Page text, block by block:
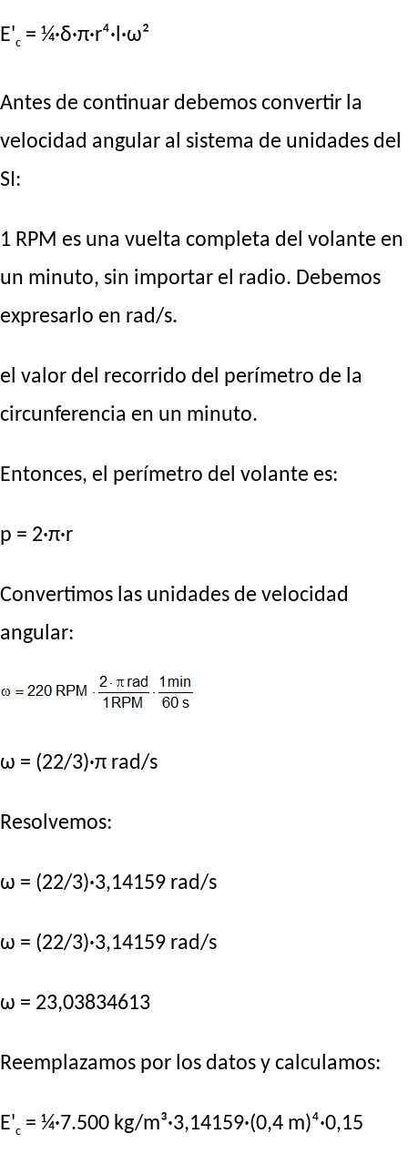
E'c = ¼·δ·π·r⁴·l·ω²
Antes de continuar debemos convertir la
velocidad angular al sistema de unidades del
SI:
1 RPM es una vuelta completa del volante en
un minuto, sin importar el radio. Debemos
expresarlo en rad/s.
el valor del recorrido del perímetro de la
circunferencia en un minuto.
Entonces, el perímetro del volante es:
p = 2·π·r
Convertimos las unidades de velocidad
angular:
ω = (22/3)·π rad/s
Resolvemos:
ω = (22/3)·3,14159 rad/s
ω = (22/3)·3,14159 rad/s
ω = 23,03834613
Reemplazamos por los datos y calculamos:
E'c = ¼·7.500 kg/m³·3,14159·(0,4 m)⁴·0,15